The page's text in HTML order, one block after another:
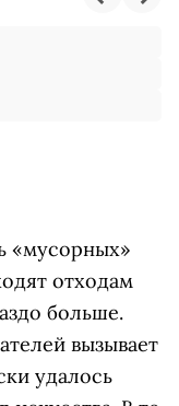
«мусорных»
отходам
больше.
вызывает
удалось